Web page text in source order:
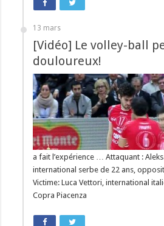
13 mars
[Vidéo] Le volley-ball
douloureux!
a fait l’expérience … Attaquant :
international serbe de 22 ans,
Victime: Luca Vettori, international
Copra Piacenza